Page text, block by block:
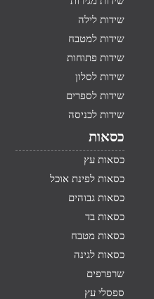
שידות לילה
שידות למטבח
שידות פתוחות
שידות לסלון
שידות לספרים
שידות לכניסה
כסאות
כסאות עץ
כסאות לפינת אוכל
כסאות גבוהים
כסאות בד
כסאות מטבח
כסאות לגינה
שרפרפים
ספסלי עץ